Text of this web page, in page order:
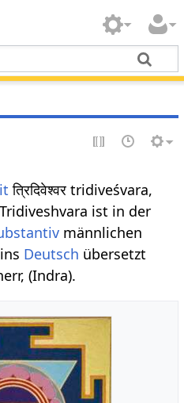
त्रिदिवेश्वर tridiveśvara,
ist in der
männlichen
Deutsch übersetzt
(Indra).